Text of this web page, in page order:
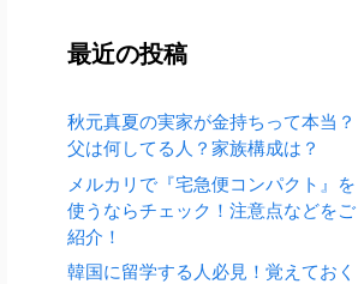
最近の投稿
秋元真夏の実家が金持ちって本当？
父は何してる人？家族構成は？
メルカリで『宅急便コンパクト』を
使うならチェック！注意点などをご
紹介！
韓国に留学する人必見！覚えておく